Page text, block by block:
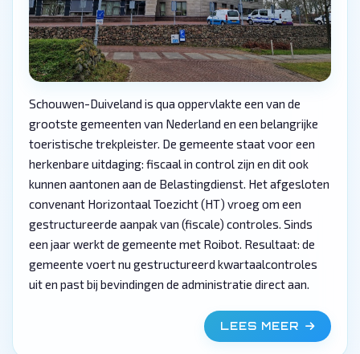
Schouwen-Duiveland is qua oppervlakte een van de
grootste gemeenten van Nederland en een belangrijke
toeristische trekpleister. De gemeente staat voor een
herkenbare uitdaging: fiscaal in control zijn en dit ook
kunnen aantonen aan de Belastingdienst. Het afgesloten
convenant Horizontaal Toezicht (HT) vroeg om een
gestructureerde aanpak van (fiscale) controles. Sinds
een jaar werkt de gemeente met Roibot. Resultaat: de
gemeente voert nu gestructureerd kwartaalcontroles
uit en past bij bevindingen de administratie direct aan.
LEES MEER